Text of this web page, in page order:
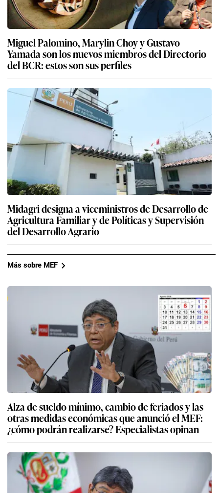
Miguel Palomino, Marylin Choy y Gustavo
Yamada son los nuevos miembros del Directorio
del BCR: estos son sus perfiles
Midagri designa a viceministros de Desarrollo de
Agricultura Familiar y de Políticas y Supervisión
del Desarrollo Agrario
Más sobre MEF
Alza de sueldo mínimo, cambio de feriados y las
otras medidas económicas que anunció el MEF:
¿cómo podrán realizarse? Especialistas opinan